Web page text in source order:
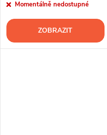
Momentálně nedostupné
ZOBRAZIT